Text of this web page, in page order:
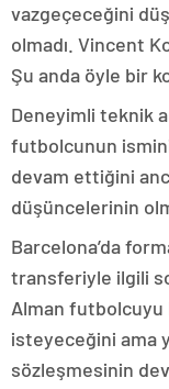
vazgeçeceğini
olmadı. Vincent
Şu anda öyle bir
Deneyimli teknik
futbolcunun
devam ettiğini
düşüncelerinin
Barcelona’da
transferiyle ilgili
Alman
isteyeceğini ama
sözleşmesinin